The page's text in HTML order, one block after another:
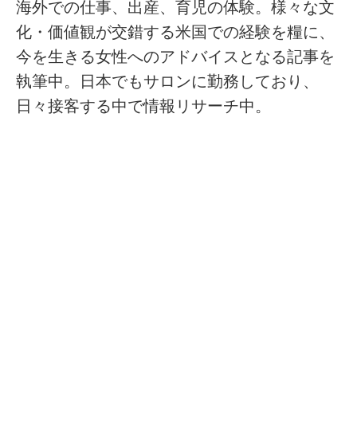
海外での仕事、出産、育児の体験。様々な文
化・価値観が交錯する米国での経験を糧に、
今を生きる女性へのアドバイスとなる記事を
執筆中。日本でもサロンに勤務しており、
日々接客する中で情報リサーチ中。